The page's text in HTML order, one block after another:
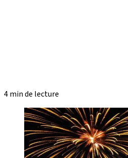
4 min de lecture